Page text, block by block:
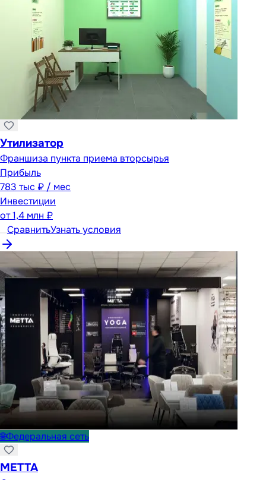
Утилизатор
Франшиза пункта приема вторсырья
Прибыль
783 тыс ₽ / мес
Инвестиции
от1,4 млн ₽
СравнитьУзнать условия
🌐Федеральная сеть
METTA